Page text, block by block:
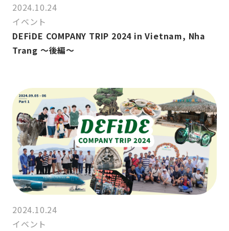
2024.10.24
イベント
DEFiDE COMPANY TRIP 2024 in Vietnam, Nha
Trang ～後編～
2024.10.24
イベント